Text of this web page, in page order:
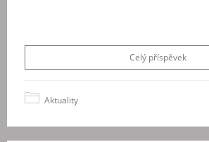
Celý příspěvek
Aktuality